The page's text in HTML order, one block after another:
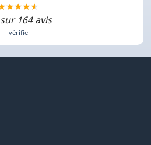
sur 164 avis
vérifie